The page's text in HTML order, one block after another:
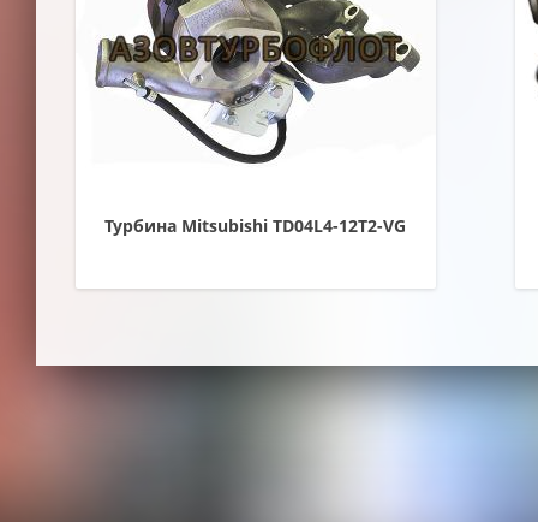
Турбина Mitsubishi TD04L4-12T2-VG